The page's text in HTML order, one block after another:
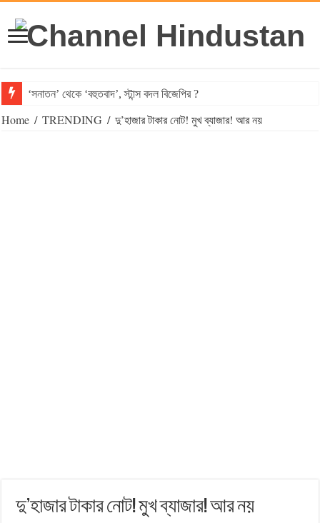
‘সনাতন’ থেকে ‘বহুতবাদ’, স্টান্স বদল বিজেপির ?
Home / TRENDING / দু’হাজার টাকার নোট! মুখ ব্যাজার! আর নয়
দু’হাজার টাকার নোট! মুখ ব্যাজার! আর নয়